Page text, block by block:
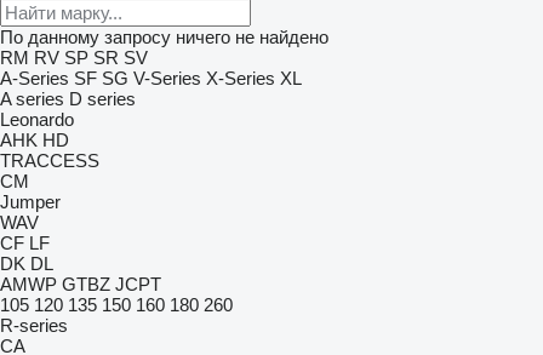
По данному запросу ничего не найдено
RM RV SP SR SV
A-Series SF SG V-Series X-Series XL
A series D series
Leonardo
AHK HD
TRACCESS
CM
Jumper
WAV
CF LF
DK DL
AMWP GTBZ JCPT
105 120 135 150 160 180 260
R-series
CA